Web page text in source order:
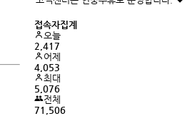
접속자집계
오늘
2,417
어제
4,053
최대
5,076
전체
71,506